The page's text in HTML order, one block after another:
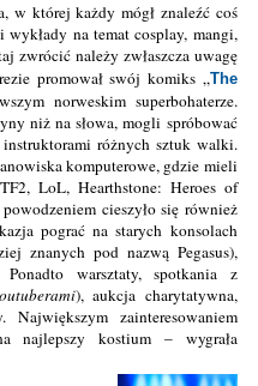
w której każdy mógł znaleźć coś
na temat cosplay, mangi,
zwrócić należy zwłaszcza uwagę
promował swój komiks „The
norweskim superbohaterze.
niż na słowa, mogli spróbować
różnych sztuk walki.
komputerowe, gdzie mieli
LoL, Hearthstone: Heroes of
cieszyło się również
pograć na starych konsolach
znanych pod nazwą Pegasus),
warsztaty, spotkania z
), aukcja charytatywna,
Największym zainteresowaniem
najlepszy kostium – wygrała